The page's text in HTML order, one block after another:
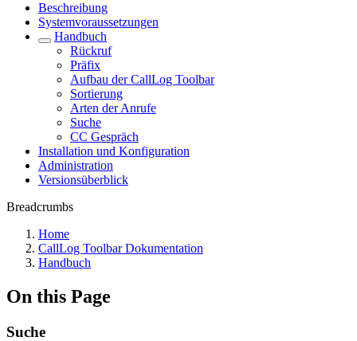
Beschreibung
Systemvoraussetzungen
Handbuch
Rückruf
Präfix
Aufbau der CallLog Toolbar
Sortierung
Arten der Anrufe
Suche
CC Gespräch
Installation und Konfiguration
Administration
Versionsüberblick
Breadcrumbs
Home
CallLog Toolbar Dokumentation
Handbuch
On this Page
Suche